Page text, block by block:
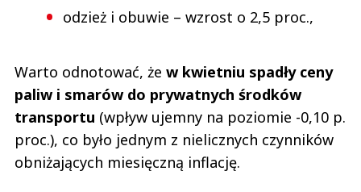
odzież i obuwie – wzrost o 2,5 proc.,
Warto odnotować, że w kwietniu spadły ceny
paliw i smarów do prywatnych środków
transportu (wpływ ujemny na poziomie -0,10 p.
proc.), co było jednym z nielicznych czynników
obniżających miesięczną inflację.